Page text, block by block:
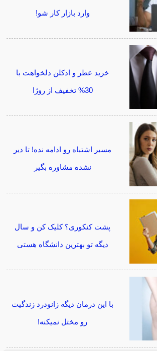
وارد بازار کار شو!
خرید عطر و ادکلن دلخواهت با
30% تخفیف از روژا
مسیر اشتباه رو ادامه نده! تا دیر
نشده مشاوره بگیر
پشت کنکوری؟ کلیک کن و سال
دیگه تو بهترین دانشگاه هستی
با این درمان دیگه زانودرد زندگیت
رو مختل نمیکنه!